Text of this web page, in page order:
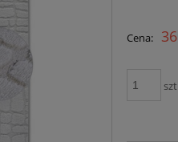
Cena:
szt.